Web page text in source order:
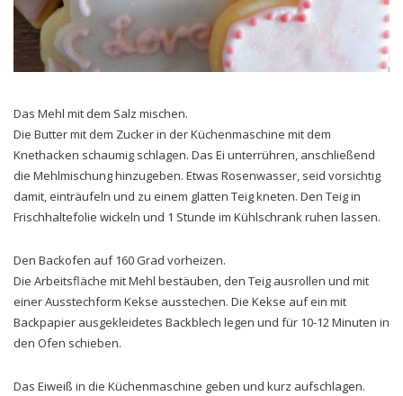
Das Mehl mit dem Salz mischen.
Die Butter mit dem Zucker in der Küchenmaschine mit dem
Knethacken schaumig schlagen. Das Ei unterrühren, anschließend
die Mehlmischung hinzugeben. Etwas Rosenwasser, seid vorsichtig
damit, einträufeln und zu einem glatten Teig kneten. Den Teig in
Frischhaltefolie wickeln und 1 Stunde im Kühlschrank ruhen lassen.
Den Backofen auf 160 Grad vorheizen.
Die Arbeitsfläche mit Mehl bestäuben, den Teig ausrollen und mit
einer Ausstechform Kekse ausstechen. Die Kekse auf ein mit
Backpapier ausgekleidetes Backblech legen und für 10-12 Minuten in
den Ofen schieben.
Das Eiweiß in die Küchenmaschine geben und kurz aufschlagen.